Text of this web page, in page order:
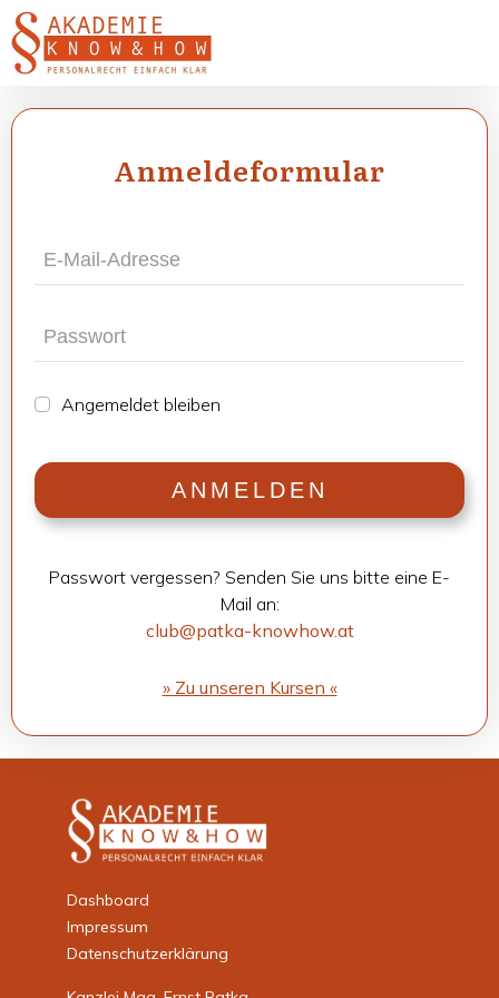
Anmel­de­for­mu­lar
Ange­mel­det blei­ben
ANMEL­DEN
Pass­wort ver­ges­sen? Sen­den Sie uns bitte eine E-
Mail an:
club@patka-knowhow.at
» Zu unse­ren Kur­sen «
Dashboard
Impressum
Datenschutzerklärung